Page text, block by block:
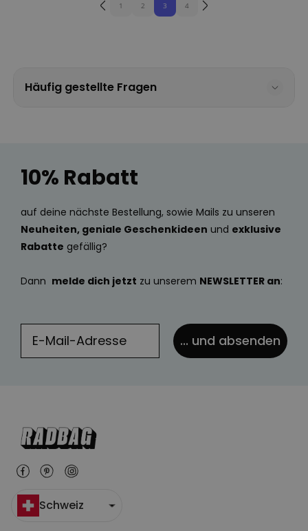
1 2 3 4
Häufig gestellte Fragen
10% Rabatt
auf deine nächste Bestellung, sowie Mails zu unseren
Neuheiten, geniale Geschenkideen und exklusive
Rabatte gefällig?
Dann melde dich jetzt zu unserem NEWSLETTER an:
... und absenden
Schweiz